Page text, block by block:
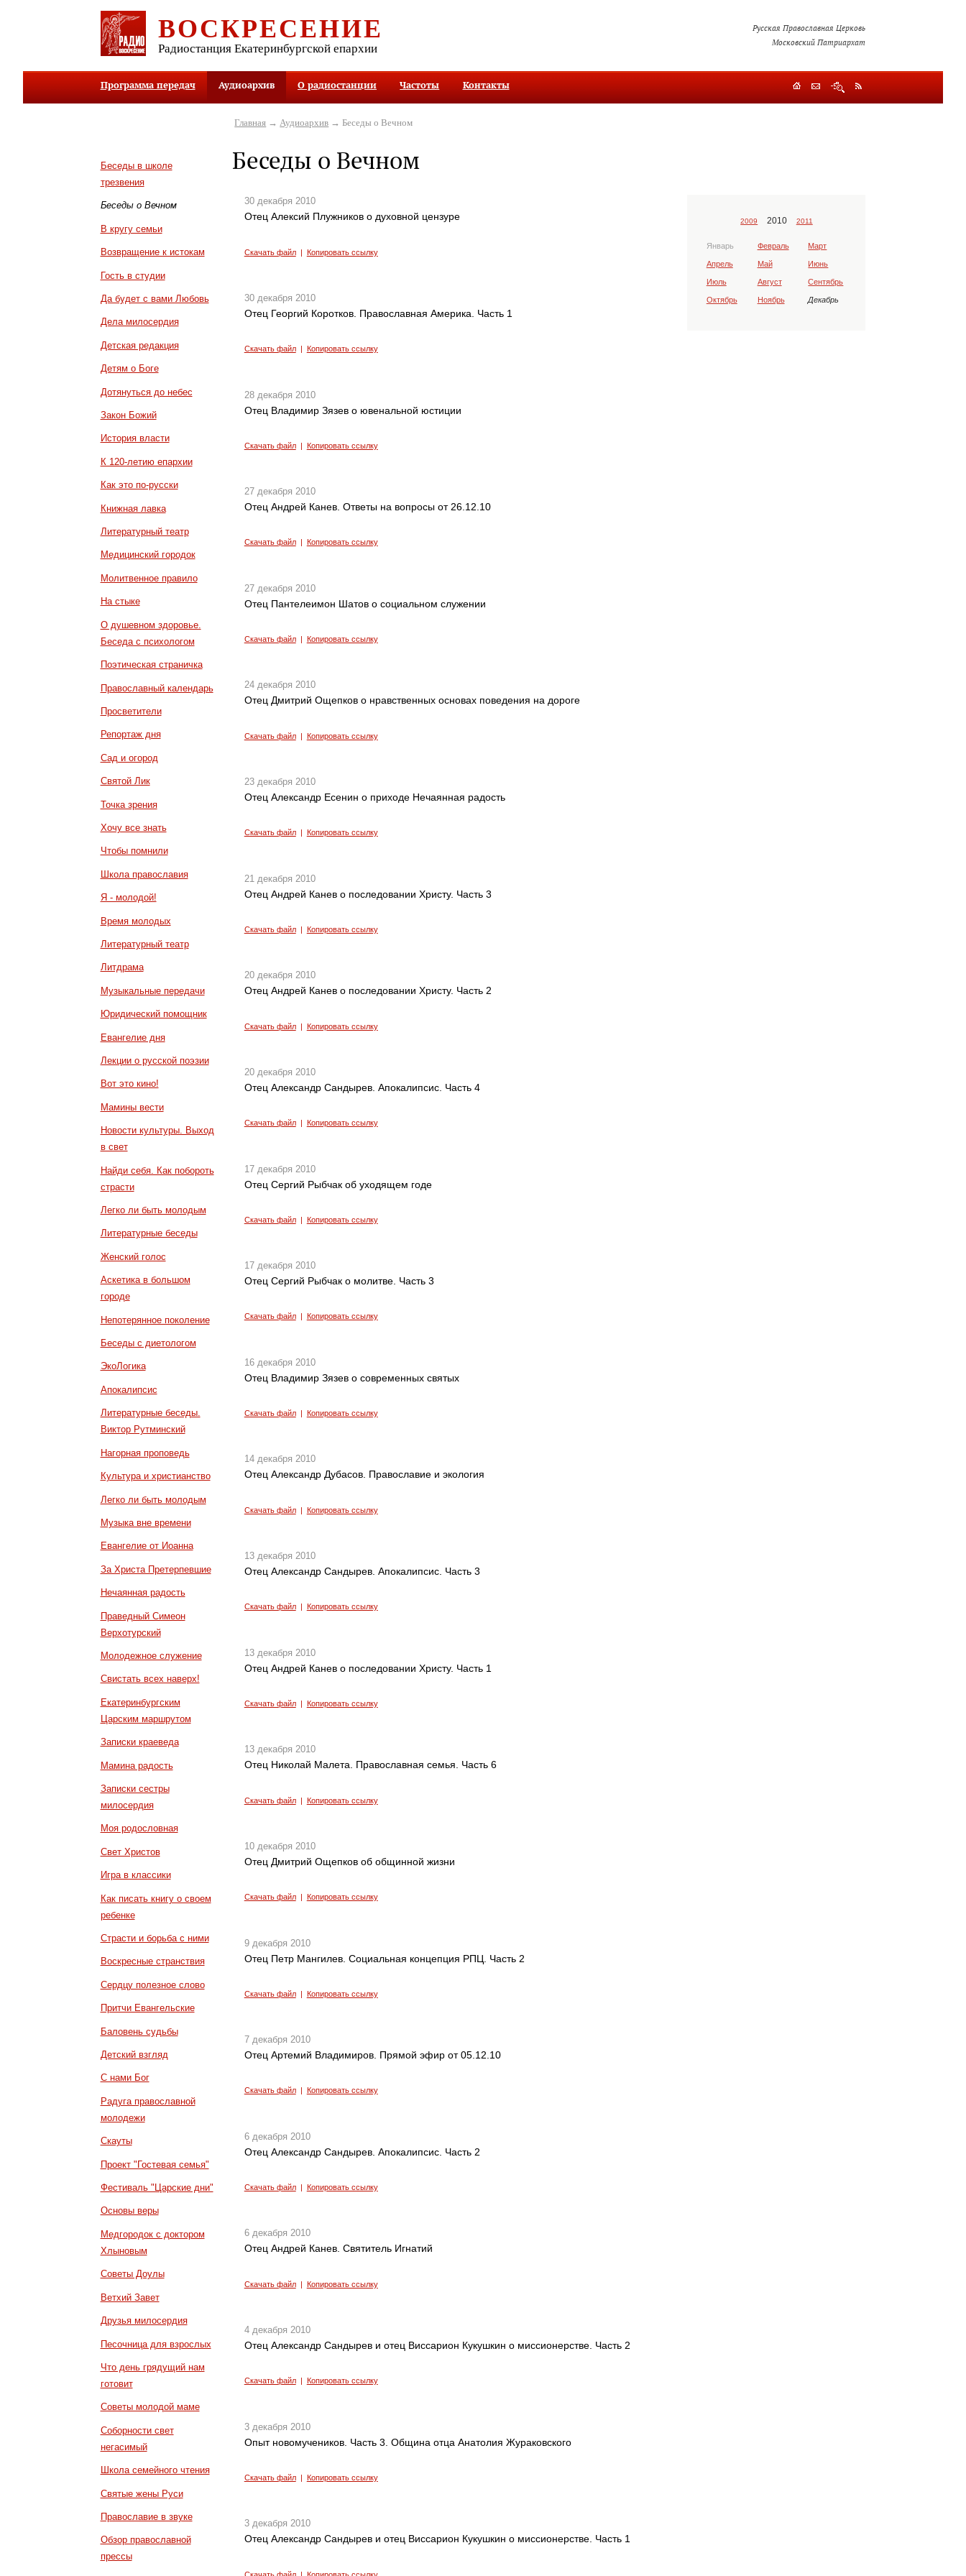
ВОСКРЕСЕНИЕ
Радиостанция Екатеринбургской епархии
Русская Православная Церковь
Московский Патриархат
Программа передач Аудиоархив О радиостанции Частоты Контакты
Беседы в школе
трезвения
Беседы о Вечном
В кругу семьи
Возвращение к истокам
Гость в студии
Да будет с вами Любовь
Дела милосердия
Детская редакция
Детям о Боге
Дотянуться до небес
Закон Божий
История власти
К 120-летию епархии
Как это по-русски
Книжная лавка
Литературный театр
Медицинский городок
Молитвенное правило
На стыке
О душевном здоровье.
Беседа с психологом
Поэтическая страничка
Православный календарь
Просветители
Репортаж дня
Сад и огород
Святой Лик
Точка зрения
Хочу все знать
Чтобы помнили
Школа православия
Я - молодой!
Время молодых
Литературный театр
Литдрама
Музыкальные передачи
Юридический помощник
Евангелие дня
Лекции о русской поэзии
Вот это кино!
Мамины вести
Новости культуры. Выход
в свет
Найди себя. Как побороть
страсти
Легко ли быть молодым
Литературные беседы
Женский голос
Аскетика в большом
городе
Непотерянное поколение
Беседы с диетологом
ЭкоЛогика
Апокалипсис
Литературные беседы.
Виктор Рутминский
Нагорная проповедь
Культура и христианство
Легко ли быть молодым
Музыка вне времени
Евангелие от Иоанна
За Христа Претерпевшие
Нечаянная радость
Праведный Симеон
Верхотурский
Молодежное служение
Свистать всех наверх!
Екатеринбургским
Царским маршрутом
Записки краеведа
Мамина радость
Записки сестры
милосердия
Моя родословная
Свет Христов
Игра в классики
Как писать книгу о своем
ребенке
Страсти и борьба с ними
Воскресные странствия
Сердцу полезное слово
Притчи Евангельские
Баловень судьбы
Детский взгляд
С нами Бог
Радуга православной
молодежи
Скауты
Проект "Гостевая семья"
Фестиваль "Царские дни"
Основы веры
Медгородок с доктором
Хлыновым
Советы Доулы
Ветхий Завет
Друзья милосердия
Песочница для взрослых
Что день грядущий нам
готовит
Советы молодой маме
Соборности свет
негасимый
Школа семейного чтения
Святые жены Руси
Православие в звуке
Обзор православной
прессы
Главная → Аудиоархив → Беседы о Вечном
Беседы о Вечном
30 декабря 2010
Отец Алексий Плужников о духовной цензуре
Скачать файл| Копировать ссылку
30 декабря 2010
Отец Георгий Коротков. Православная Америка. Часть 1
Скачать файл| Копировать ссылку
28 декабря 2010
Отец Владимир Зязев о ювенальной юстиции
Скачать файл| Копировать ссылку
27 декабря 2010
Отец Андрей Канев. Ответы на вопросы от 26.12.10
Скачать файл| Копировать ссылку
27 декабря 2010
Отец Пантелеимон Шатов о социальном служении
Скачать файл| Копировать ссылку
24 декабря 2010
Отец Дмитрий Ощепков о нравственных основах поведения на дороге
Скачать файл| Копировать ссылку
23 декабря 2010
Отец Александр Есенин о приходе Нечаянная радость
Скачать файл| Копировать ссылку
21 декабря 2010
Отец Андрей Канев о последовании Христу. Часть 3
Скачать файл| Копировать ссылку
20 декабря 2010
Отец Андрей Канев о последовании Христу. Часть 2
Скачать файл| Копировать ссылку
20 декабря 2010
Отец Александр Сандырев. Апокалипсис. Часть 4
Скачать файл| Копировать ссылку
17 декабря 2010
Отец Сергий Рыбчак об уходящем годе
Скачать файл| Копировать ссылку
17 декабря 2010
Отец Сергий Рыбчак о молитве. Часть 3
Скачать файл| Копировать ссылку
16 декабря 2010
Отец Владимир Зязев о современных святых
Скачать файл| Копировать ссылку
14 декабря 2010
Отец Александр Дубасов. Православие и экология
Скачать файл| Копировать ссылку
13 декабря 2010
Отец Александр Сандырев. Апокалипсис. Часть 3
Скачать файл| Копировать ссылку
13 декабря 2010
Отец Андрей Канев о последовании Христу. Часть 1
Скачать файл| Копировать ссылку
13 декабря 2010
Отец Николай Малета. Православная семья. Часть 6
Скачать файл| Копировать ссылку
10 декабря 2010
Отец Дмитрий Ощепков об общинной жизни
Скачать файл| Копировать ссылку
9 декабря 2010
Отец Петр Мангилев. Cоциальная концепция РПЦ. Часть 2
Скачать файл| Копировать ссылку
7 декабря 2010
Отец Артемий Владимиров. Прямой эфир от 05.12.10
Скачать файл| Копировать ссылку
6 декабря 2010
Отец Александр Сандырев. Апокалипсис. Часть 2
Скачать файл| Копировать ссылку
6 декабря 2010
Отец Андрей Канев. Святитель Игнатий
Скачать файл| Копировать ссылку
4 декабря 2010
Отец Александр Сандырев и отец Виссарион Кукушкин о миссионерстве. Часть 2
Скачать файл| Копировать ссылку
3 декабря 2010
Опыт новомучеников. Часть 3. Община отца Анатолия Жураковского
Скачать файл| Копировать ссылку
3 декабря 2010
Отец Александр Сандырев и отец Виссарион Кукушкин о миссионерстве. Часть 1
Скачать файл| Копировать ссылку
2009 2010 2011
Январь Февраль Март
Апрель Май Июнь
Июль Август Сентябрь
Октябрь Ноябрь Декабрь